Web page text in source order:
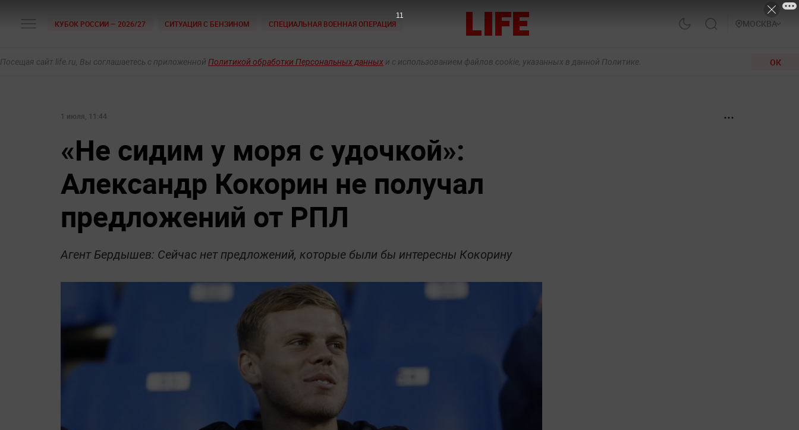
КУБОК РОССИИ — 2026/27 СИТУАЦИЯ С БЕНЗИНОМ СПЕЦИАЛЬНАЯ ВОЕННАЯ ОПЕРАЦИЯ МОСКВА
Посещая сайт life.ru, Вы соглашаетесь с приложенной Политикой обработки Персональных данных и с использованием файлов cookie, указанных в данной Политике. ОК
1 июля, 11:44
«Не сидим у моря с удочкой»:
Александр Кокорин не получал
предложений от РПЛ
Агент Бердышев: Сейчас нет предложений, которые были бы интересны Кокорину
10